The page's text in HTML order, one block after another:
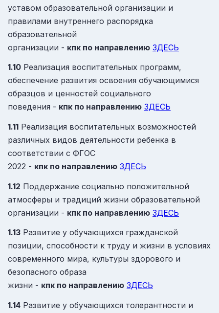
уставом образовательной организации и
правилами внутреннего распорядка
образовательной
организации - кпк по направлению ЗДЕСЬ
1.10 Реализация воспитательных программ,
обеспечение развития освоения обучающимися
образцов и ценностей социального
поведения - кпк по направлению ЗДЕСЬ
1.11 Реализация воспитательных возможностей
различных видов деятельности ребенка в
соответствии с ФГОС
2022 - кпк по направлению ЗДЕСЬ
1.12 Поддержание социально положительной
атмосферы и традиций жизни образовательной
организации - кпк по направлению ЗДЕСЬ
1.13 Развитие у обучающихся гражданской
позиции, способности к труду и жизни в условиях
современного мира, культуры здорового и
безопасного образа
жизни - кпк по направлению ЗДЕСЬ
1.14 Развитие у обучающихся толерантности и